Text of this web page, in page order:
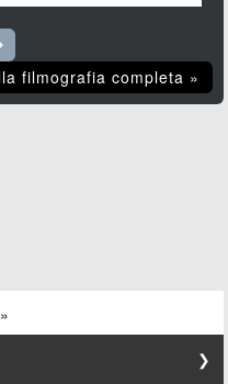
filmografia completa »
❯